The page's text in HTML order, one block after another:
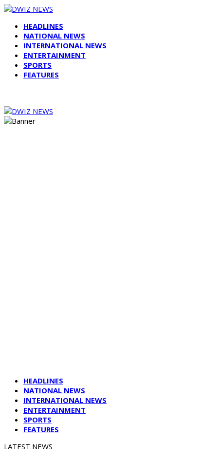
HEADLINES
NATIONAL NEWS
INTERNATIONAL NEWS
ENTERTAINMENT
SPORTS
FEATURES
HEADLINES
NATIONAL NEWS
INTERNATIONAL NEWS
ENTERTAINMENT
SPORTS
FEATURES
LATEST NEWS